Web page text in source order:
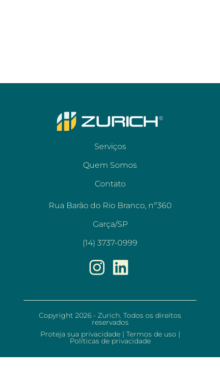
Serviços
Quem Somos
Contato
Rua Barão do Rio Branco, nº360
Garça/SP
(14) 3737-0999
Copyright 2026 - Zurich. Todos os direitos
reservados
Proteja sua privacidade | Termos de uso |
Políticas de privacidade